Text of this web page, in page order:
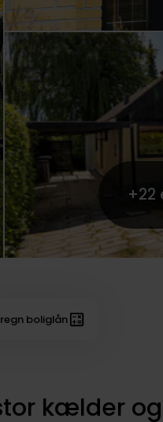
+22
boliglån
kælder